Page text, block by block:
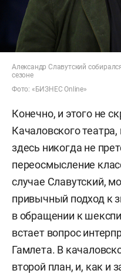
Александр Славутский
сезоне
Фото: «БИЗНЕС Online»
Конечно, и этого не
Качаловского
здесь никогда не
переосмысление
случае Славутский,
привычный подход к
в обращении к
встает вопрос
Гамлета. В
второй план, и, как и